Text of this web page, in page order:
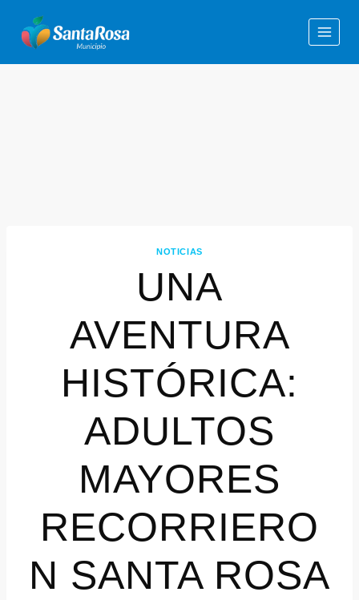
NOTICIAS
UNA
AVENTURA
HISTÓRICA:
ADULTOS
MAYORES
RECORRIERO
N SANTA ROSA